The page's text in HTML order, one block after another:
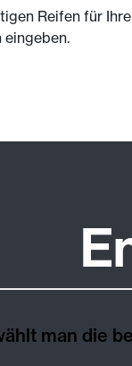
Reifen für
eingeben.
man die